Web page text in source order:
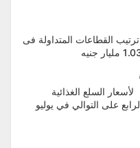
القطاعات المتداولة فى
السلع الغذائية
على التوالي في يوليو